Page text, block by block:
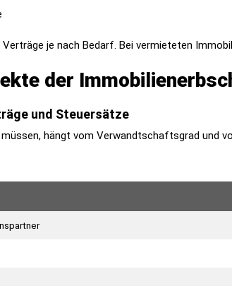
Verträge je nach Bedarf. Bei vermieteten
der
und Steuersätze
hängt vom Verwandtschaftsgrad und